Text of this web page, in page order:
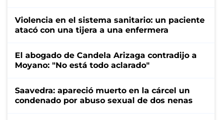
Violencia en el sistema sanitario: un paciente
atacó con una tijera a una enfermera
El abogado de Candela Arizaga contradijo a
Moyano: "No está todo aclarado"
Saavedra: apareció muerto en la cárcel un
condenado por abuso sexual de dos nenas